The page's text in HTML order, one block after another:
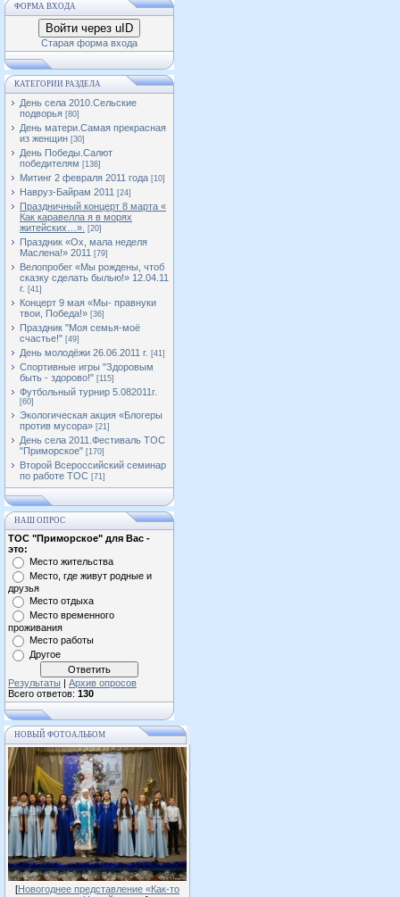
ФОРМА ВХОДА
Войти через uID
Старая форма входа
КАТЕГОРИИ РАЗДЕЛА
День села 2010.Сельские
подворья [80]
День матери.Самая прекрасная
из женщин [30]
День Победы.Салют
победителям [136]
Митинг 2 февраля 2011 года [10]
Навруз-Байрам 2011 [24]
Праздничный концерт 8 марта «
Как каравелла я в морях
житейских…».
[20]
Праздник «Ох, мала неделя
Маслена!» 2011 [79]
Велопробег «Мы рождены, чтоб
сказку сделать былью!» 12.04.11
г. [41]
Концерт 9 мая «Мы- правнуки
твои, Победа!» [36]
Праздник "Моя семья-моё
счастье!" [49]
День молодёжи 26.06.2011 г. [41]
Спортивные игры "Здоровым
быть - здорово!" [115]
Футбольный турнир 5.082011г.
[60]
Экологическая акция «Блогеры
против мусора» [21]
День села 2011.Фестиваль ТОС
"Приморское" [170]
Второй Всероссийский семинар
по работе ТОС [71]
НАШ ОПРОС
ТОС "Приморское" для Вас -
это:
Место жительства
Место, где живут родные и
друзья
Место отдыха
Место временного
проживания
Место работы
Другое
Результаты | Архив опросов
Всего ответов: 130
НОВЫЙ ФОТОАЛЬБОМ
[Новогоднее представление «Как-то